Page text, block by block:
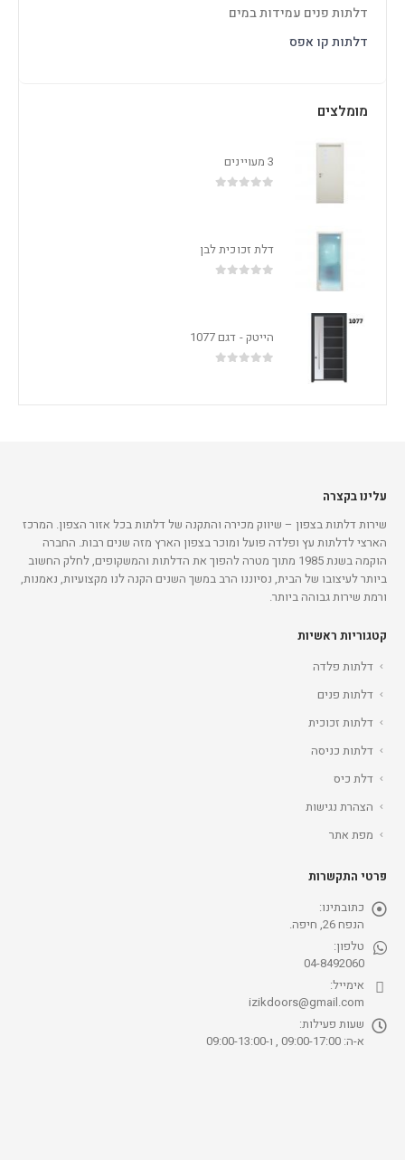
דלתות פנים עמידות במים
דלתות קו אפס
מומלצים
3 מעויינים
דלת זכוכית לבן
הייטק - דגם 1077
עלינו בקצרה
שירות דלתות בצפון – שיווק מכירה והתקנה של דלתות בכל אזור הצפון. המרכז
הארצי לדלתות עץ ופלדה פועל ומוכר בצפון הארץ מזה שנים רבות. החברה
הוקמה בשנת 1985 מתוך מטרה להפוך את הדלתות והמשקופים, לחלק החשוב
ביותר לעיצובו של הבית, נסיוננו הרב במשך השנים הקנה לנו מקצועיות, נאמנות,
ורמת שירות גבוהה ביותר.
קטגוריות ראשיות
דלתות פלדה
דלתות פנים
דלתות זכוכית
דלתות כניסה
דלת כיס
הצהרת נגישות
מפת אתר
פרטי התקשרות
כתובתינו:
הנפח 26, חיפה.
טלפון:
04-8492060
אימייל:
izikdoors@gmail.com
שעות פעילות:
א-ה: 09:00-17:00 , ו-09:00-13:00